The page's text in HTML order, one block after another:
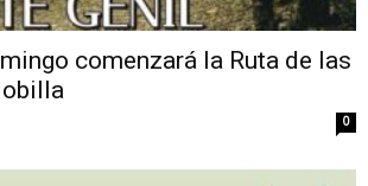
comenzará la Ruta de las
0